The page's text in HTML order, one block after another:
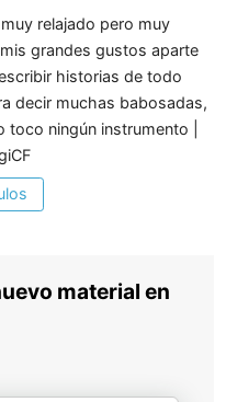
relajado pero muy
grandes gustos aparte
historias de todo
decir muchas babosadas,
ningún instrumento |
material en